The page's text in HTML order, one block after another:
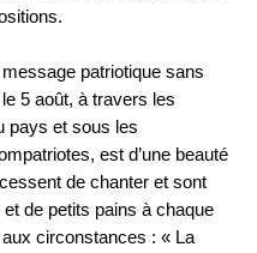
patriotique sans
5 août, à travers les
pays et sous les
est d’une beauté
de chanter et sont
de petits pains à chaque
circonstances : « La